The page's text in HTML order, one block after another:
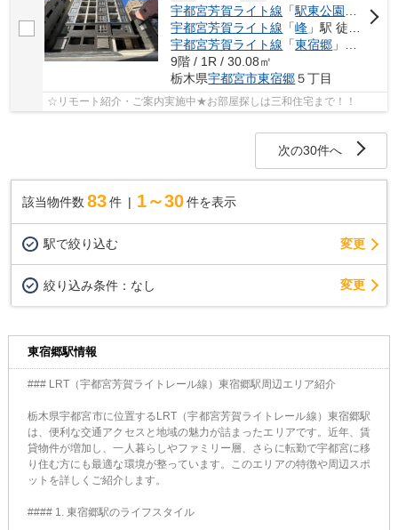
宇都宮芳賀ライト線 「駅東公園前
」駅
宇都宮芳賀ライト線 「峰 」駅 徒歩7分
宇都宮芳賀ライト線 「東宿郷 」駅 徒歩8分
9階 / 1R / 30.08㎡
栃木県宇都宮市東宿郷５丁目
☆リモート紹介・ご案内実施中★お部屋探しは三和住宅まで！！
次の30件へ
該当物件数 83件 1～30 件を表示
駅で絞り込む 変更
絞り込み条件： なし 変更
東宿郷駅情報
### LRT（宇都宮芳賀ライトレール線）東宿郷駅周辺エリア紹介
栃木県宇都宮市に位置するLRT（宇都宮芳賀ライトレール線）東宿郷駅
は、便利な交通アクセスと地域の魅力が詰まったエリアです。近年、賃
貸物件が増加し、一人暮らしやファミリー層、さらに転勤で宇都宮に移
り住む方にも最適な環境が整っています。このエリアの特徴や周辺スポ
ットを詳しくご紹介します。
#### 1. 東宿郷駅のライフスタイル